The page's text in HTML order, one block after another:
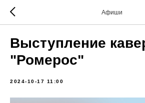
Афиши
Выступление
"Ромерос"
2024-10-17 11:00